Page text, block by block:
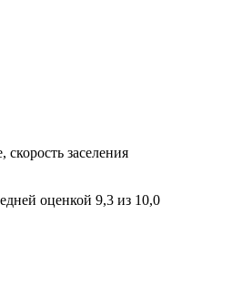
заселения
оценкой 9,3 из 10,0